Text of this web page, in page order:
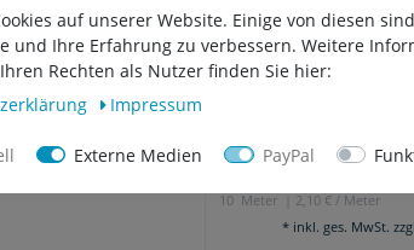
21,00 € *
10 Meter
| 2,10 € / Meter
* inkl. ges. MwSt.
auf unserer Website. Einige von diesen
und Ihre Erfahrung zu verbessern. Weitere
Rechten als Nutzer finden Sie hier:
Impressum
Externe Medien PayPal